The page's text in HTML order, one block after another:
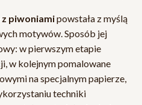
z piwoniamipowstała z myślą
motywów. Sposób jej
w pierwszym etapie
w kolejnym pomalowane
na specjalnym papierze,
techniki